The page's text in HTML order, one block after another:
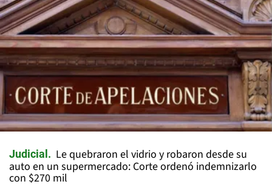
Judicial
Le quebraron el vidrio y robaron desde su
auto en un supermercado: Corte ordenó indemnizarlo
con $270 mil